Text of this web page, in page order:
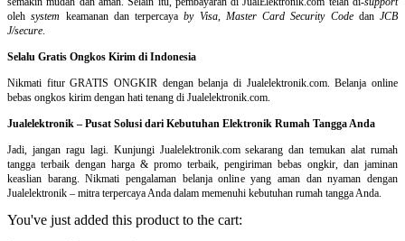
olehsystem keamanan dan terpercayaby Visa, Master Card Security Codedan JCB
J/secure.
Selalu Gratis Ongkos Kirim di Indonesia
Nikmati fitur GRATIS ONGKIR dengan belanja di Jualelektronik.com. Belanja online
bebas ongkos kirim dengan hati tenang di Jualelektronik.com.
Jualelektronik – Pusat Solusi dari Kebutuhan Elektronik Rumah Tangga Anda
Jadi, jangan ragu lagi. Kunjungi Jualelektronik.com sekarang dan temukan alat rumah
tangga terbaik dengan harga & promo terbaik, pengiriman bebas ongkir, dan jaminan
keaslian barang. Nikmati pengalaman belanja online yang aman dan nyaman dengan
Jualelektronik – mitra terpercaya Anda dalam memenuhi kebutuhan rumah tangga Anda.
You've just added this product to the cart: